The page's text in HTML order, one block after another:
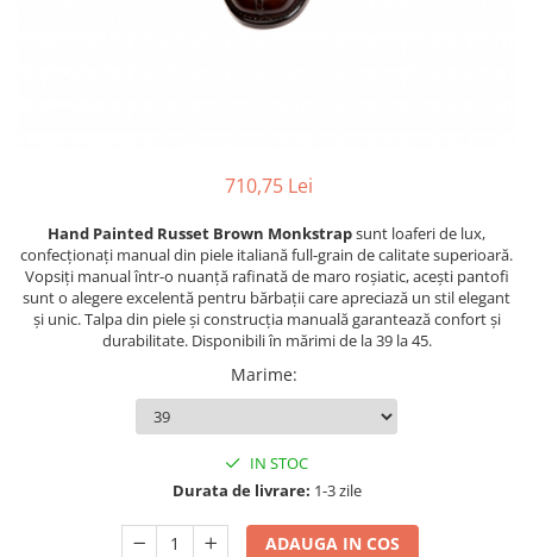
710,75 Lei
Hand Painted Russet Brown Monkstrapsunt loaferi de lux,
confecționați manual din piele italiană full-grain de calitate superioară.
Vopsiți manual într-o nuanță rafinată de maro roșiatic, acești pantofi
sunt o alegere excelentă pentru bărbații care apreciază un stil elegant
și unic. Talpa din piele și construcția manuală garantează confort și
durabilitate. Disponibili în mărimi de la 39 la 45.
Marime:
IN STOC
Durata de livrare: 1-3 zile
ADAUGA IN COS